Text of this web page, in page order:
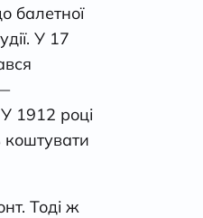
балетної
У 17
1912 році
коштувати
Тоді ж